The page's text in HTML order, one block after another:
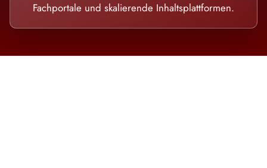
Fachportale und skalierende Inhaltsplattformen.